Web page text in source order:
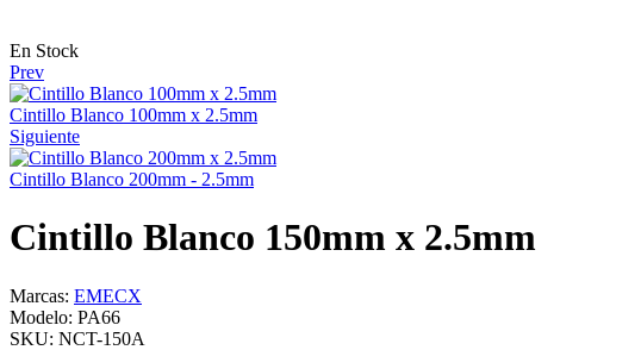
En Stock
Prev
Cintillo Blanco 100mm x 2.5mm
Siguiente
Cintillo Blanco 200mm - 2.5mm
Cintillo Blanco 150mm x 2.5mm
Marcas: EMECX
Modelo: PA66
SKU: NCT-150A